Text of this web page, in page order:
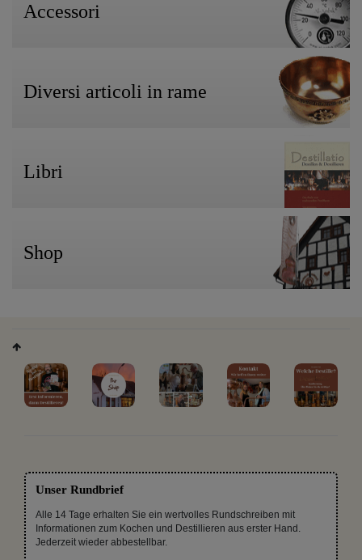
Accessori
Diversi articoli in rame
Libri
Shop
Unser Rundbrief
Alle 14 Tage erhalten Sie ein wertvolles Rundschreiben mit
Informationen zum Kochen und Destillieren aus erster Hand.
Jederzeit wieder abbestellbar.